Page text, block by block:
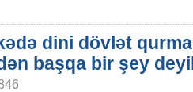
dini dövlət
başqa bir şey